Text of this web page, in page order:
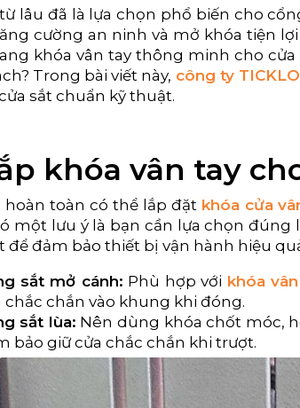
lâu đã là lựa chọn phổ biến cho
cường an ninh và mở khóa tiện
khóa vân tay thông minh cho cửa
Trong bài viết này, công ty
sắt chuẩn kỹ thuật.
khóa vân tay
toàn có thể lắp đặt khóa cửa
một lưu ý là bạn cần lựa chọn đúng
để đảm bảo thiết bị vận hành hiệu
sắt mở cánh: Phù hợp với khóa
chắc chắn vào khung khi đóng.
sắt lùa: Nên dùng khóa chốt móc,
bảo giữ cửa chắc chắn khi trượt.